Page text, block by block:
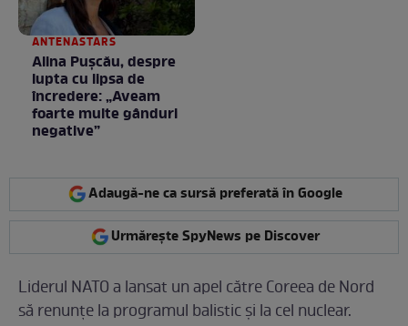
ANTENASTARS
Alina Pușcău, despre
lupta cu lipsa de
încredere: „Aveam
foarte multe gânduri
negative”
Adaugă-ne ca sursă preferată în Google
Urmărește SpyNews pe Discover
Liderul NATO a lansat un apel către Coreea de Nord
să renunţe la programul balistic şi la cel nuclear.